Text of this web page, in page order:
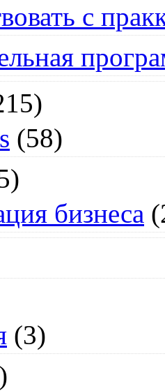
с
(58)
бизнеса
(3)